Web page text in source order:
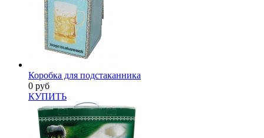
Коробка для подстаканника
0 руб
КУПИТЬ